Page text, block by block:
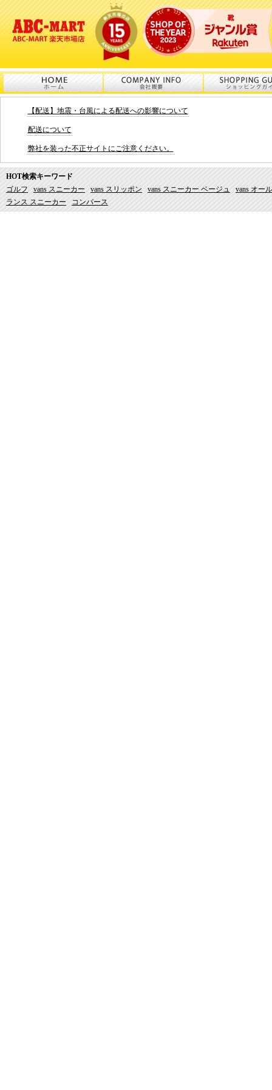
【配送】地震・台風による配送への影響について
配送について
弊社を装った不正サイトにご注意ください。
HOT検索キーワード
ゴルフ
vans スニーカー vans スリッポン vans スニーカー ベージュ
vans オー
ランス スニーカー
コンバース